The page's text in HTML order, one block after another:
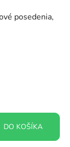
posedenia,
DO KOŠÍKA